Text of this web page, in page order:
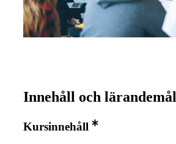
Innehåll och lärandemål
Kursinnehåll